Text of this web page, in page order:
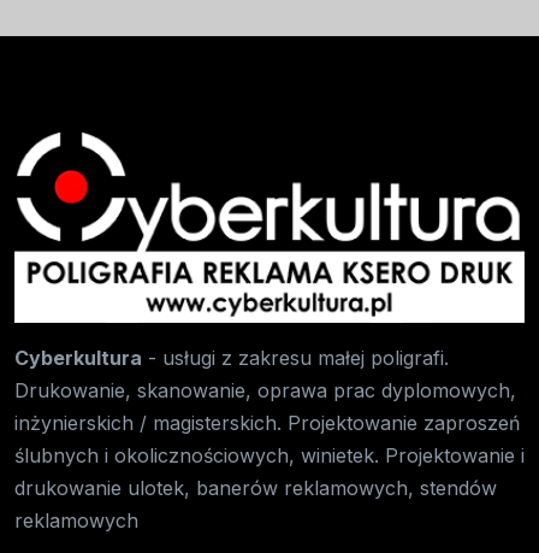
Cyberkultura - usługi z zakresu małej poligrafi.
Drukowanie, skanowanie, oprawa prac dyplomowych,
inżynierskich / magisterskich. Projektowanie zaproszeń
ślubnych i okolicznościowych, winietek. Projektowanie i
drukowanie ulotek, banerów reklamowych, stendów
reklamowych